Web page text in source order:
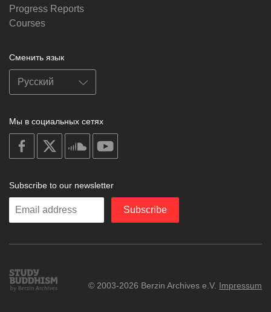
Progress Reports
Courses
Сменить язык
Мы в социальных сетях
on
facebook
soundcloud
Subscribe to our newsletter
Enter
Subscribe
Study
Buddhism
© 2003-2026 Berzin Archives e.V. Impressum